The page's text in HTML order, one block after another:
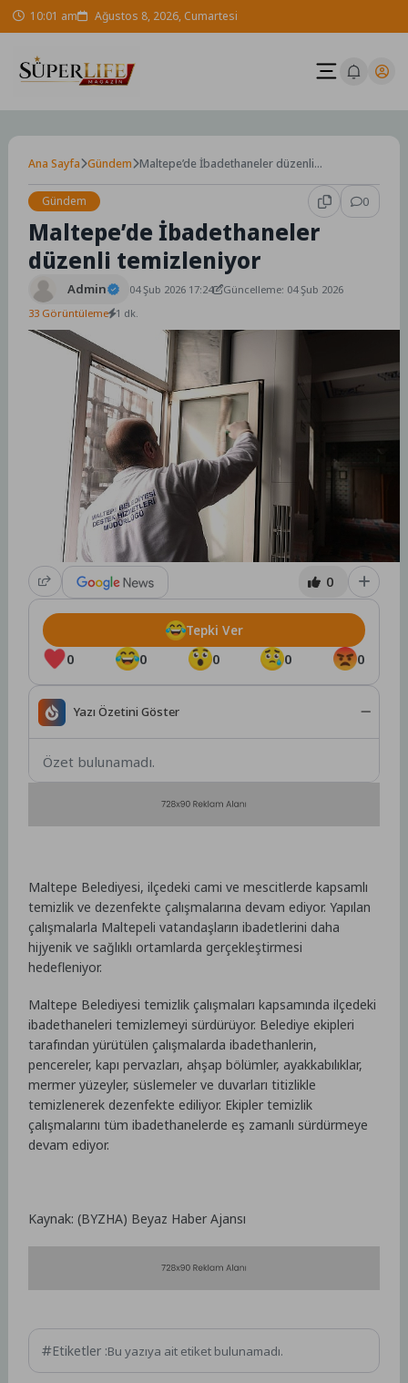
Skip 10:01 am Ağustos 8, 2026, Cumartesi
Ana Sayfa Gündem Maltepe’de İbadethaneler düzenli
Gündem
0
Maltepe’de İbadethaneler
düzenli temizleniyor
Admin 04 Şub 2026 17:24
Güncelleme: 04 Şub 2026
33 Görüntüleme 1 dk.
0
0 0 0 0 0
Tepki Ver
Yazı Özetini Göster
Özet bulunamadı.
Maltepe Belediyesi, ilçedeki cami ve mescitlerde kapsamlı
temizlik ve dezenfekte çalışmalarına devam ediyor. Yapılan
çalışmalarla Maltepeli vatandaşların ibadetlerini daha
hijyenik ve sağlıklı ortamlarda gerçekleştirmesi
hedefleniyor.
Maltepe Belediyesi temizlik çalışmaları kapsamında ilçedeki
ibadethaneleri temizlemeyi sürdürüyor. Belediye ekipleri
tarafından yürütülen çalışmalarda ibadethanlerin,
pencereler, kapı pervazları, ahşap bölümler, ayakkabılıklar,
mermer yüzeyler, süslemeler ve duvarları titizlikle
temizlenerek dezenfekte ediliyor. Ekipler temizlik
çalışmalarını tüm ibadethanelerde eş zamanlı sürdürmeye
devam ediyor.
Kaynak: (BYZHA) Beyaz Haber Ajansı
Etiketler :Bu yazıya ait etiket bulunamadı.